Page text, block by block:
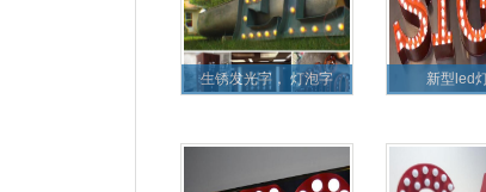
生锈发光字， 灯泡字 新型led